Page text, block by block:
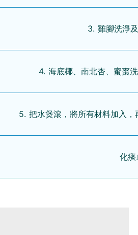
3. 雞腳洗淨
4. 海底椰、南北杏、蜜棗
5. 把水煲滾，將所有材料加入
化痰